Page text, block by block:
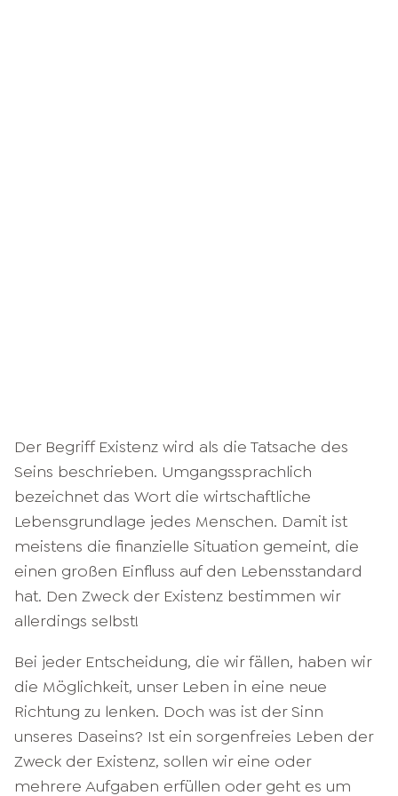
Der Begriff Existenz wird als die Tatsache des
Seins beschrieben. Umgangssprachlich
bezeichnet das Wort die wirtschaftliche
Lebensgrundlage jedes Menschen. Damit ist
meistens die finanzielle Situation gemeint, die
einen großen Einfluss auf den Lebensstandard
hat. Den Zweck der Existenz bestimmen wir
allerdings selbst!
Bei jeder Entscheidung, die wir fällen, haben wir
die Möglichkeit, unser Leben in eine neue
Richtung zu lenken. Doch was ist der Sinn
unseres Daseins? Ist ein sorgenfreies Leben der
Zweck der Existenz, sollen wir eine oder
mehrere Aufgaben erfüllen oder geht es um